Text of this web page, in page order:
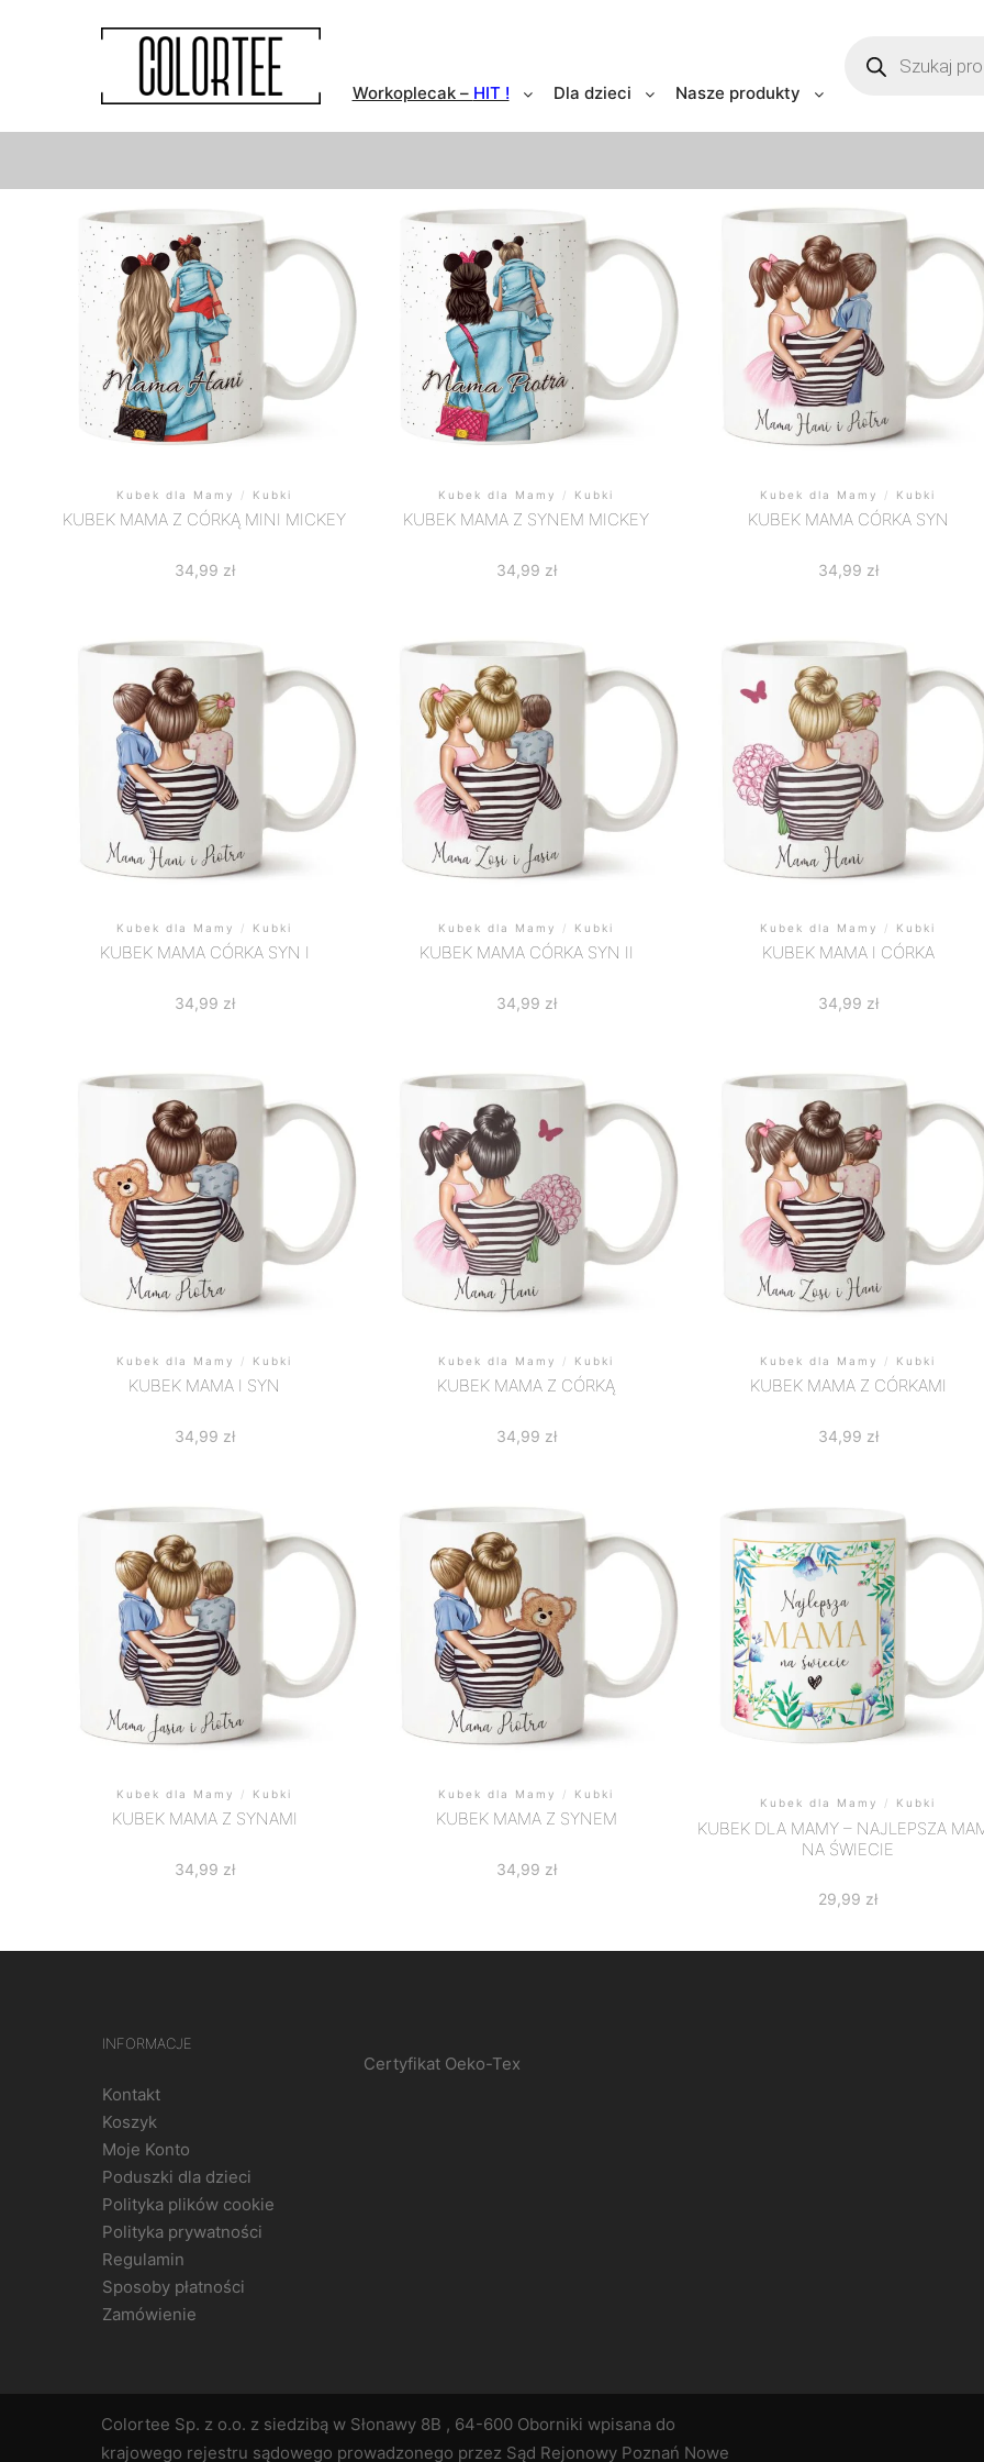
Workoplecak – HIT ! Dla dzieci Nasze produkty
SKLEP
Kubek dla Mamy / Kubki
KUBEK MAMA Z CÓRKĄ MINI MICKEY
34,99 zł
Kubek dla Mamy / Kubki
KUBEK MAMA Z SYNEM MICKEY
34,99 zł
Kubek dla Mamy / Kubki
KUBEK MAMA CÓRKA SYN
34,99 zł
Kubek dla Mamy / Kubki
KUBEK MAMA CÓRKA SYN I
34,99 zł
Kubek dla Mamy / Kubki
KUBEK MAMA CÓRKA SYN II
34,99 zł
Kubek dla Mamy / Kubki
KUBEK MAMA I CÓRKA
34,99 zł
Kubek dla Mamy / Kubki
KUBEK MAMA I SYN
34,99 zł
Kubek dla Mamy / Kubki
KUBEK MAMA Z CÓRKĄ
34,99 zł
Kubek dla Mamy / Kubki
KUBEK MAMA Z CÓRKAMI
34,99 zł
Kubek dla Mamy / Kubki
KUBEK MAMA Z SYNAMI
34,99 zł
Kubek dla Mamy / Kubki
KUBEK MAMA Z SYNEM
34,99 zł
Kubek dla Mamy / Kubki
KUBEK DLA MAMY – NAJLEPSZA
NA ŚWIECIE
29,99 zł
INFORMACJE
Kontakt
Koszyk
Moje Konto
Poduszki dla dzieci
Polityka plików cookie
Polityka prywatności
Regulamin
Sposoby płatności
Zamówienie
Certyfikat Oeko-Tex
Colortee Sp. z o.o. z siedzibą w Słonawy 8B , 64-600 Oborniki wpisana do
krajowego rejestru sądowego prowadzonego przez Sąd Rejonowy Poznań Nowe